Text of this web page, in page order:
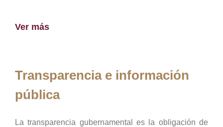
Ver más
Transparencia e información
pública
La transparencia gubernamental es la obligación de